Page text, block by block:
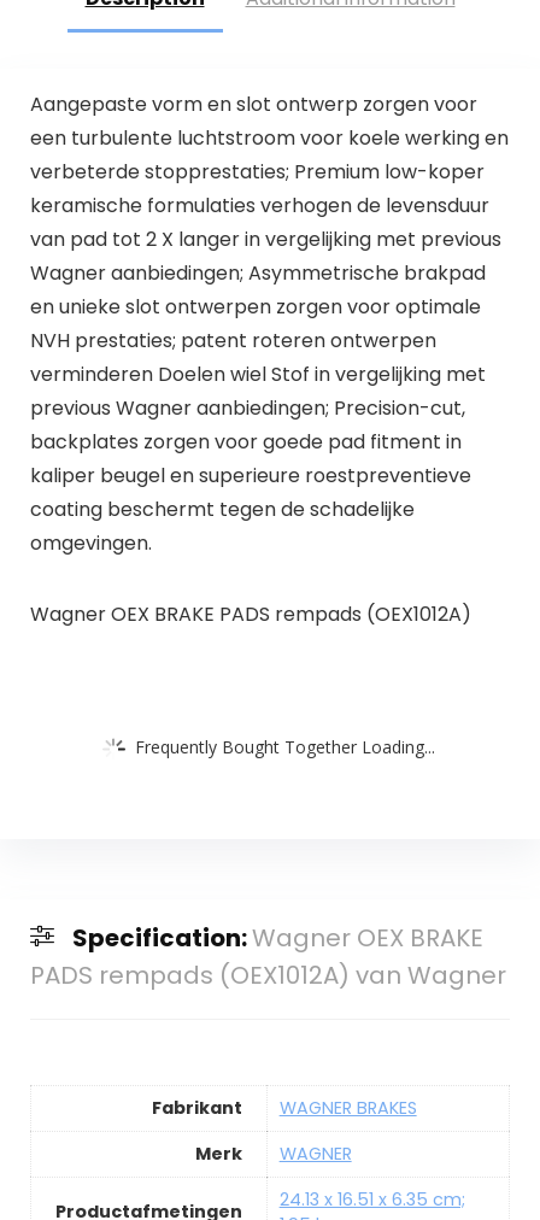
Aangepaste vorm en slot ontwerp zorgen voor
een turbulente luchtstroom voor koele werking en
verbeterde stopprestaties; Premium low-koper
keramische formulaties verhogen de levensduur
van pad tot 2 X langer in vergelijking met previous
Wagner aanbiedingen; Asymmetrische brakpad
en unieke slot ontwerpen zorgen voor optimale
NVH prestaties; patent roteren ontwerpen
verminderen Doelen wiel Stof in vergelijking met
previous Wagner aanbiedingen; Precision-cut,
backplates zorgen voor goede pad fitment in
kaliper beugel en superieure roestpreventieve
coating beschermt tegen de schadelijke
omgevingen.
Wagner OEX BRAKE PADS rempads (OEX1012A)
Frequently Bought Together Loading...
Specification:Wagner OEX BRAKE
PADS rempads (OEX1012A) van Wagner
Fabrikant
WAGNER BRAKES
Merk
WAGNER
Productafmetingen
24.13 x 16.51 x 6.35 cm;